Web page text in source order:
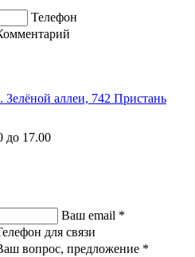
Телефон
Зелёной аллеи, 742 Пристань
до 17.00
Ваш email *
для связи
вопрос, предложение *